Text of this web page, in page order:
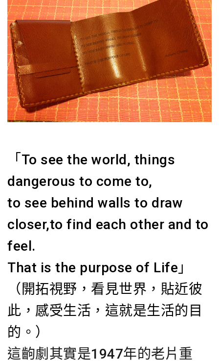
「To see the world, things
dangerous to come to,
to see behind walls to draw
closer,to find each other and to
feel.
That is the purpose of Life」
（開拓視野，看見世界，貼近彼
此，感受生活，這就是生活的目
的。）
這齣劇其實是1947年的老片重